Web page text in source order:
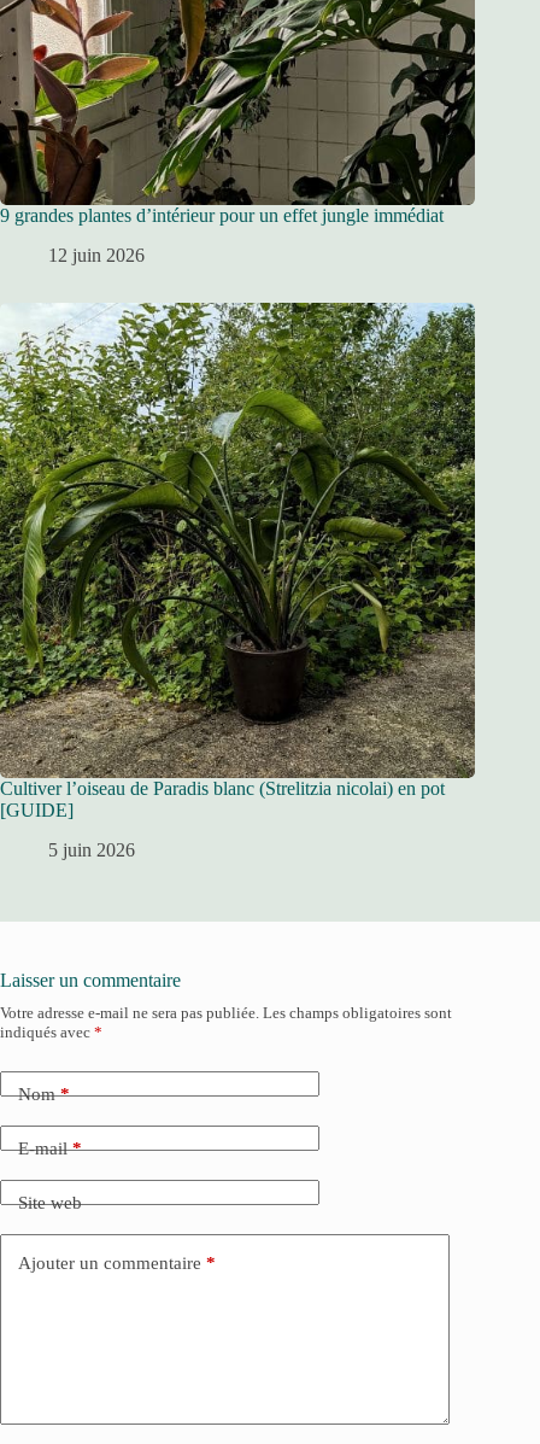
9 grandes plantes d’intérieur pour un effet jungle immédiat
12 juin 2026
Cultiver l’oiseau de Paradis blanc (Strelitzia nicolai) en pot
[GUIDE]
5 juin 2026
Laisser un commentaire
Votre adresse e-mail ne sera pas publiée. Les champs obligatoires sont
indiqués avec *
Nom*
E-mail*
Site web
Ajouter un commentaire *